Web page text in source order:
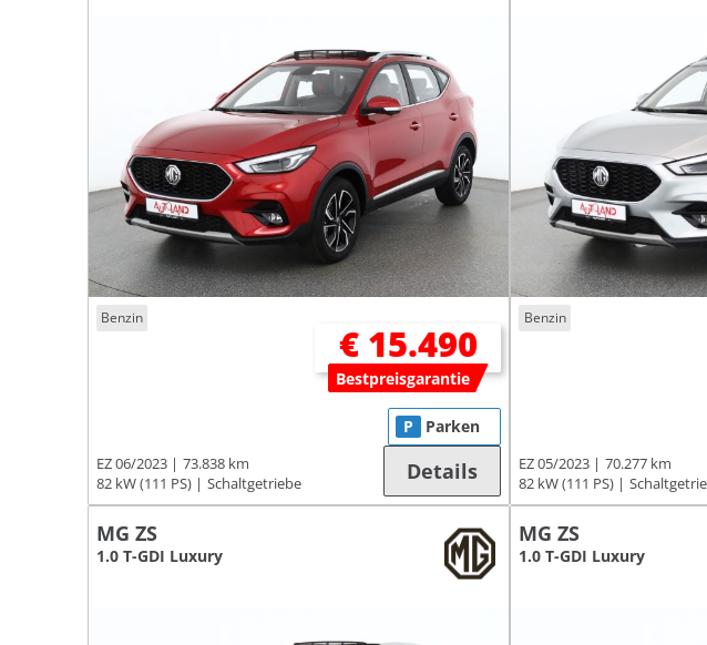
Benzin
€ 15.490
Bestpreisgarantie
EZ 06/2023
73.838 km
82 kW (111 PS)
Schaltgetriebe
P Parken
Details
Benzin
EZ 05/2023
70.277 km
82 kW (111 PS)
MG ZS
1.0 T-GDI Luxury
MG ZS
1.0 T-GDI Luxury